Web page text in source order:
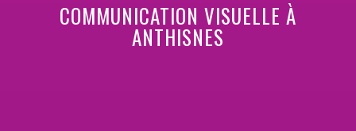
COMMUNICATION VISUELLE À
ANTHISNES